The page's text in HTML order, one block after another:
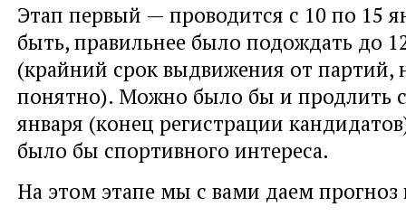
Этап первый — проводится с 10 по 15
быть, правильнее было подождать до
(крайний срок выдвижения от партий,
понятно). Можно было бы и продлить
января (конец регистрации
было бы спортивного интереса.
На этом этапе мы с вами даем прогноз